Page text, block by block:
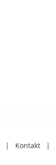
| Kontakt |